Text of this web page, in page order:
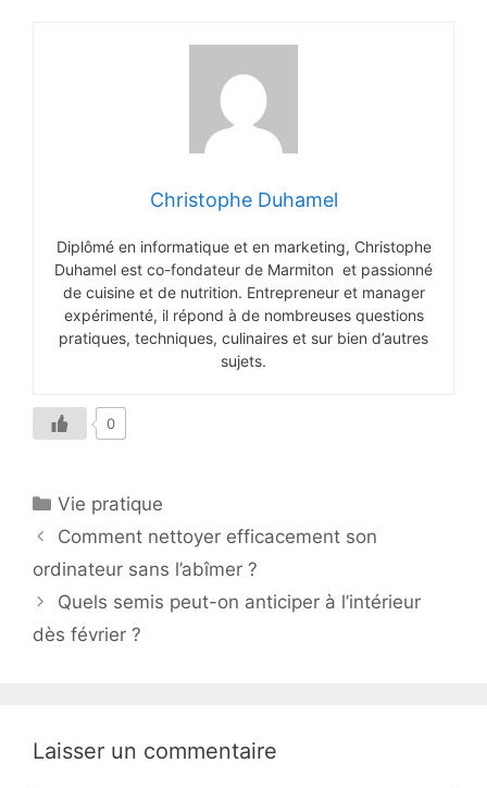
Christophe Duhamel
Diplômé en informatique et en marketing, Christophe
Duhamel est co-fondateur de Marmiton et passionné
de cuisine et de nutrition. Entrepreneur et manager
expérimenté, il répond à de nombreuses questions
pratiques, techniques, culinaires et sur bien d’autres
sujets.
0
Catégories
Vie pratique
Comment nettoyer efficacement son
ordinateur sans l’abîmer ?
Quels semis peut-on anticiper à l’intérieur
dès février ?
Laisser un commentaire